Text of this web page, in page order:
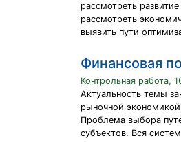
рассмотреть
рассмотреть
выявить пути
Финансовая
Контрольная работа,
Актуальность темы
рыночной
Проблема выбора
субъектов. Вся